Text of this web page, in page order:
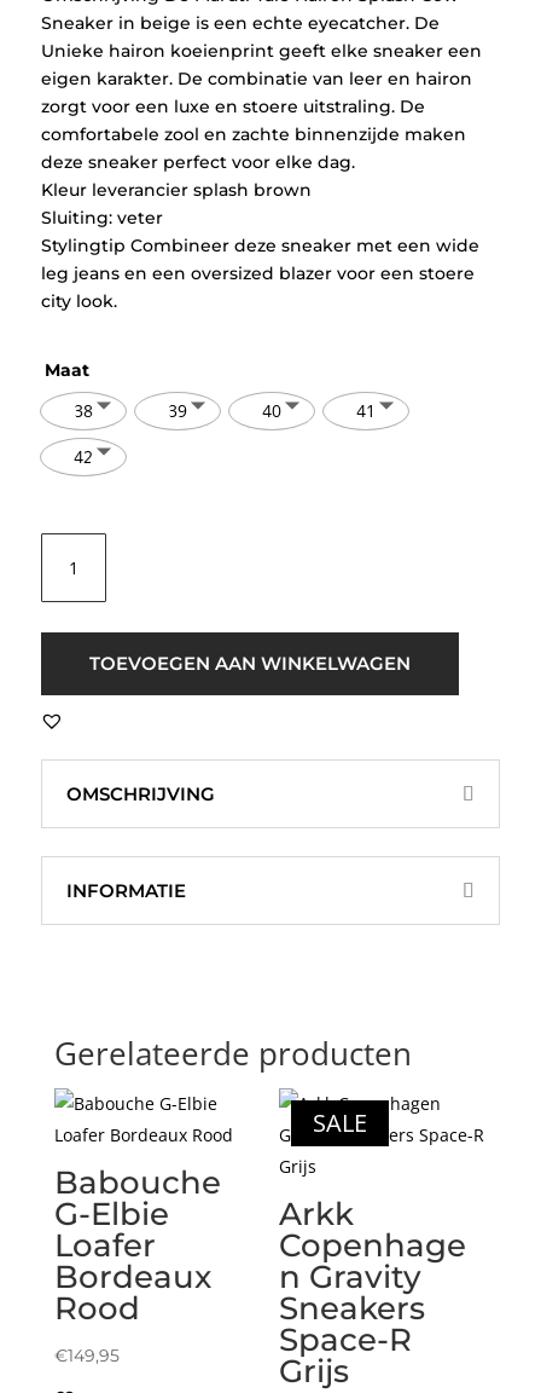
Sneaker in beige is een echte eyecatcher. De
Unieke hairon koeienprint geeft elke sneaker een
eigen karakter. De combinatie van leer en hairon
zorgt voor een luxe en stoere uitstraling. De
comfortabele zool en zachte binnenzijde maken
deze sneaker perfect voor elke dag.
Kleur leverancier splash brown
Sluiting: veter
Stylingtip Combineer deze sneaker met een wide
leg jeans en een oversized blazer voor een stoere
city look.
Maat
38 39 40
41
42
Yale
Hairon
Cow
Sneakers
aantal
TOEVOEGEN AAN WINKELWAGEN
OMSCHRIJVING
INFORMATIE
Gerelateerde producten
Babouche
G-Elbie
Loafer
Bordeaux
Rood
€149,95
SALE
Arkk
Copenhage
n Gravity
Sneakers
Space-R
Grijs